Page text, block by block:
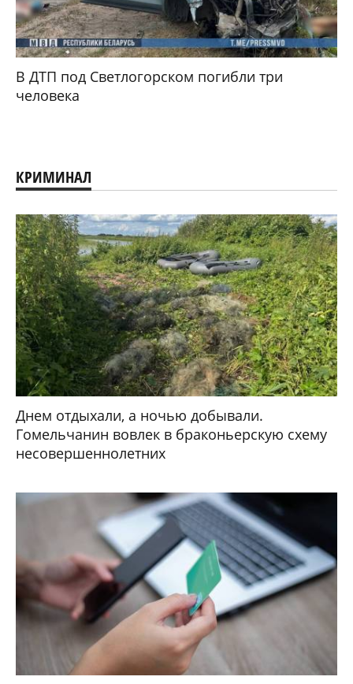
В ДТП под Светлогорском погибли три
человека
КРИМИНАЛ
Днем отдыхали, а ночью добывали.
Гомельчанин вовлек в браконьерскую схему
несовершеннолетних